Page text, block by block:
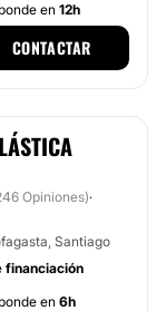
en 12h
CONTACTAR
Opiniones)·
Santiago
financiación
en 6h